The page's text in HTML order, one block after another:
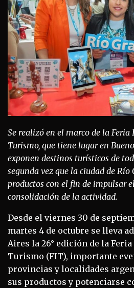
Se realizó en el marco de la
Turismo, que tiene lugar en
exponen destinos turísticos de
segunda vez que la ciudad de Río
productos con el fin de impulsar
consolidación de la actividad.
Desde el viernes 30 de
martes 4 de octubre se lleva
Aires la 26° edición de la
Turismo (FIT), importante
provincias y localidades
sus productos y potenciarse